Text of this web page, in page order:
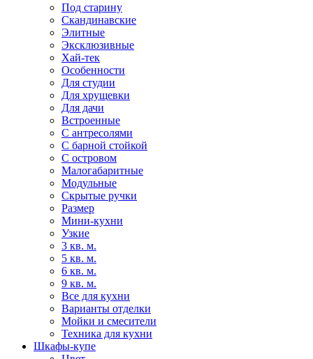
Под старину
Скандинавские
Элитные
Эксклюзивные
Хай-тек
Особенности
Для студии
Для хрущевки
Для дачи
Встроенные
С антресолями
С барной стойкой
С островом
Малогабаритные
Модульные
Скрытые ручки
Размер
Мини-кухни
Узкие
3 кв. м.
5 кв. м.
6 кв. м.
9 кв. м.
Все для кухни
Варианты отделки
Мойки и смесители
Техника для кухни
Шкафы-купе